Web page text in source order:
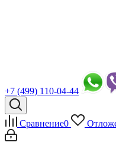
+7 (499) 110-04-44
Сравнение0